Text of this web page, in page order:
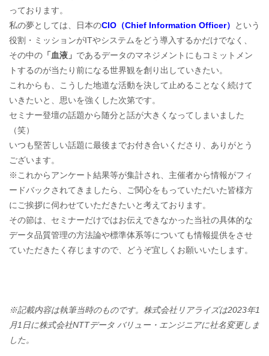
っております。
私の夢としては、日本のCIO（Chief Information Officer）
という
役割・ミッションがITやシステムをどう導入するかだけでなく、
その中の 「血液」 であるデータのマネジメントにもコミットメン
トするのが当たり前になる世界観を創り出していきたい。
これからも、こうした地道な活動を決して止めることなく続けて
いきたいと、思いを強くした次第です。
セミナー登壇の話題から随分と話が大きくなってしまいました
（笑）
いつも堅苦しい話題に最後までお付き合いくださり、ありがとう
ございます。
※これからアンケート結果等が集計され、主催者から情報がフィ
ードバックされてきましたら、ご関心をもっていただいた皆様方
にご挨拶に伺わせていただきたいと考えております。
その節は、セミナーだけではお伝えできなかった当社の具体的な
データ品質管理の方法論や標準体系等についても情報提供をさせ
ていただきたく存じますので、どうぞ宜しくお願いいたします。
※記載内容は執筆当時のものです。株式会社リアライズは2023年1
月1日に株式会社NTTデータ バリュー・エンジニアに社名変更しま
した。